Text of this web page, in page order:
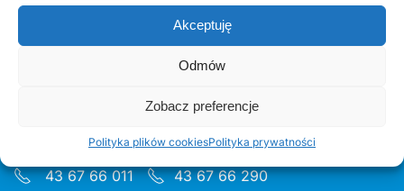
Akceptuję
Odmów
Zobacz preferencje
Polityka plików cookiesPolityka prywatności
Urząd Gminy w Ruścu
ul. Wieluńska 35, 97-438 Rusiec
43 67 66 011
43 67 66 290